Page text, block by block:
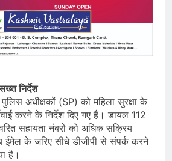
निर्देश
अधीक्षकों (SP) को महिला सुरक्षा के
करने के निर्देश दिए गए हैं। डायल 112
सहायता नंबरों को अधिक सक्रिय
के जरिए सीधे डीजीपी से संपर्क करने
है।